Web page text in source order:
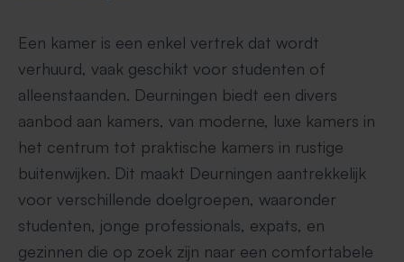
Een kamer is een enkel vertrek dat wordt
verhuurd, vaak geschikt voor studenten of
alleenstaanden. Deurningen biedt een divers
aanbod aan kamers, van moderne, luxe kamers in
het centrum tot praktische kamers in rustige
buitenwijken. Dit maakt Deurningen aantrekkelijk
voor verschillende doelgroepen, waaronder
studenten, jonge professionals, expats, en
gezinnen die op zoek zijn naar een comfortabele